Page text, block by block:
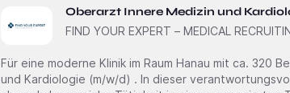
Oberarzt Innere Medizin und
FIND YOUR EXPERT – MEDICAL
Für eine moderne Klinik im Raum Hanau mit ca. 320 Betten suchen wir
und Kardiologie (m/w/d) . In dieser verantwortungsvollen Position erwartet Sie eine